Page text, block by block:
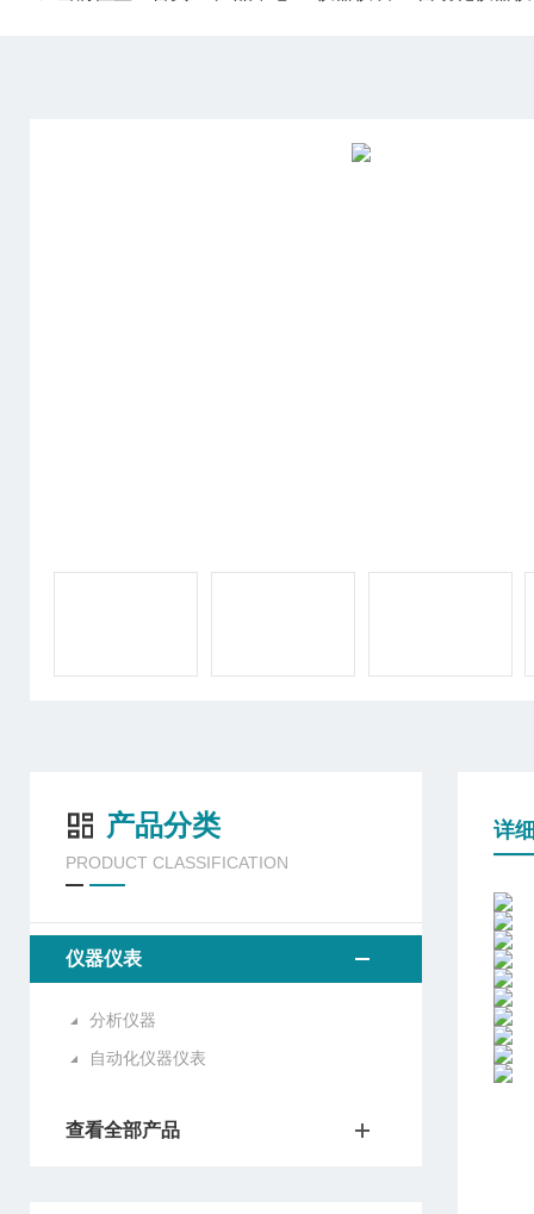
产品分类
PRODUCT CLASSIFICATION
仪器仪表
分析仪器
自动化仪器仪表
查看全部产品
详